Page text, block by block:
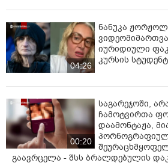
04:26
ნანუკა
იურიდიული
კურსის
00:20
საგარეჯოში,
ჩამოტვირთა
დაამონტაჟა,
გაავრცელა - შსს ბრალდებულის